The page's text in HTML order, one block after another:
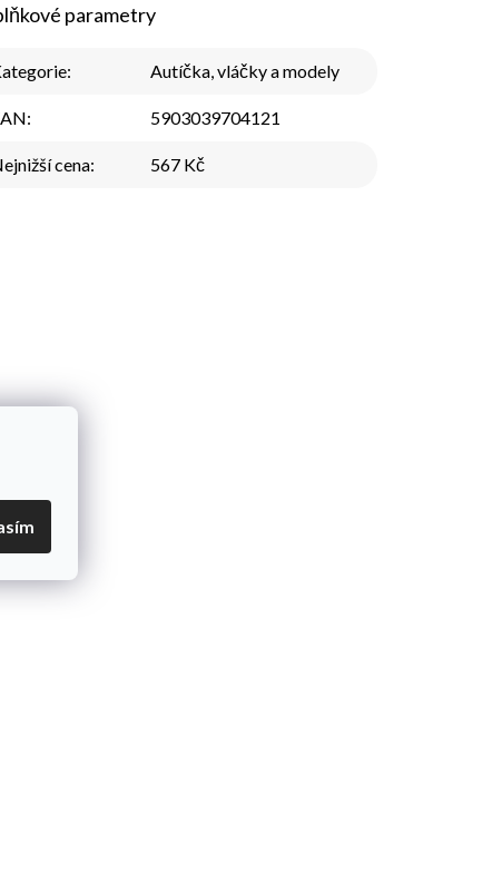
parametry
: Autíčka, vláčky a modely
: 5903039704121
cena: 567 Kč